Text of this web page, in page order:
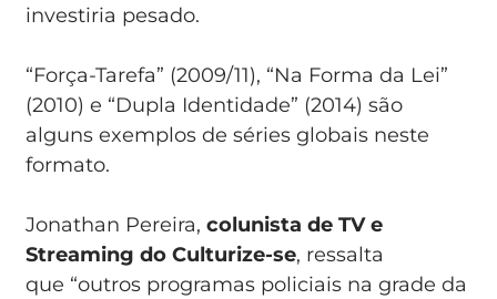
investiria pesado.
“Força-Tarefa” (2009/11), “Na Forma da Lei”
(2010) e “Dupla Identidade” (2014) são
alguns exemplos de séries globais neste
formato.
Jonathan Pereira,colunista de TV e
Streaming do Culturize-se, ressalta
que “outros programas policiais na grade da